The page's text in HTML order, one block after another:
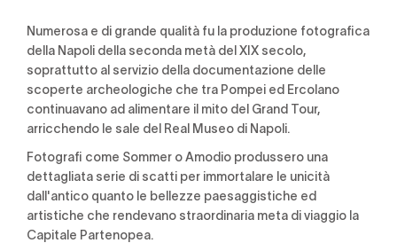
Numerosa e di grande qualità fu la produzione fotografica
della Napoli della seconda metà del XIX secolo,
soprattutto al servizio della documentazione delle
scoperte archeologiche che tra Pompei ed Ercolano
continuavano ad alimentare il mito del Grand Tour,
arricchendo le sale del Real Museo di Napoli.
Fotografi come Sommer o Amodio produssero una
dettagliata serie di scatti per immortalare le unicità
dall'antico quanto le bellezze paesaggistiche ed
artistiche che rendevano straordinaria meta di viaggio la
Capitale Partenopea.